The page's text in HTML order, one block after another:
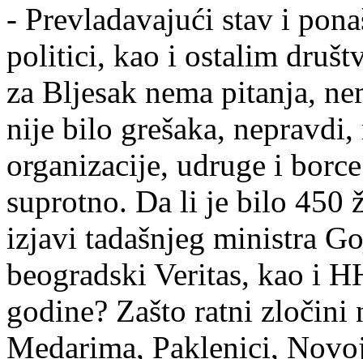
- Prevladavajući stav i
politici, kao i ostalim
za Bljesak nema pitanja,
nije bilo grešaka,
organizacije, udruge i
suprotno. Da li je bilo 450
izjavi tadašnjeg ministra
beogradski Veritas, kao i
godine? Zašto ratni
Medarima, Paklenici,